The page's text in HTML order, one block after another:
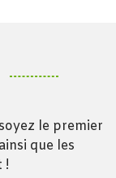
le premier
que les
!